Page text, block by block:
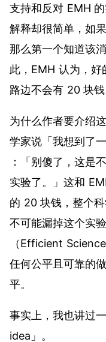
支持和反对 EMH
解释却很简单，如
那么第一个知道该
此，EMH 认为，好
路边不会有 20 块钱
为什么作者要介绍
学家说「我想到了
：「别傻了，这是
实验了。」这和
的 20 块钱，整个
不可能漏掉这个实
（Efficient
任何公平且可靠的
平。
事实上，我也讲过
idea」 。